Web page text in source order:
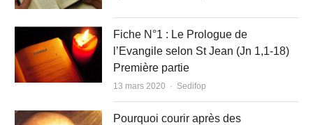
Fiche N°1 : Le Prologue de
l’Evangile selon St Jean (Jn 1,1-18)
Première partie
13 mars 2020 Author
Sedifop
Pourquoi courir après des